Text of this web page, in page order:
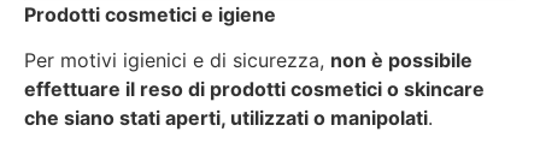
Prodotti cosmetici e igiene
Per motivi igienici e di sicurezza, non è possibile
effettuare il reso di prodotti cosmetici o skincare
che siano stati aperti, utilizzati o manipolati.